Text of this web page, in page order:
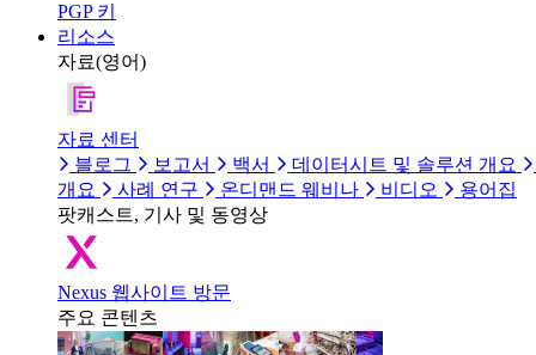
PGP 키
리소스
자료(영어)
자료 센터
블로그
보고서 백서
데이터시트 및 솔루션 개요
개요
사례 연구 온디맨드 웨비나 비디오
용어집
팟캐스트, 기사 및 동영상
Nexus 웹사이트 방문
주요 콘텐츠